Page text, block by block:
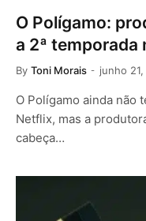
O Polígamo:
a 2ª temporada
By Toni Morais junho
O Polígamo ainda não
Netflix, mas a
cabeça…